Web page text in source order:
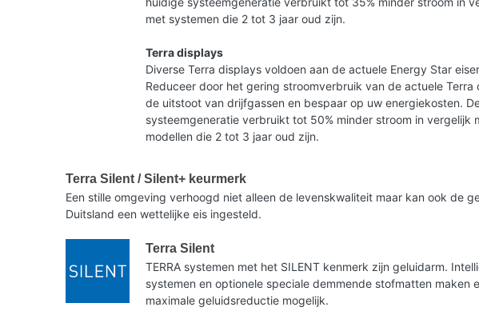
met systemen die 2 tot 3 jaar oud zijn.
Terra displays
Diverse Terra displays voldoen aan de actuele Energy Star
Reduceer door het gering stroomverbruik van de actuele Terra
de uitstoot van drijfgassen en bespaar op uw energiekosten.
systeemgeneratie verbruikt tot 50% minder stroom in vergelijk
modellen die 2 tot 3 jaar oud zijn.
Terra Silent / Silent+ keurmerk
Een stille omgeving verhoogd niet alleen de levenskwaliteit maar kan ook de
Duitsland een wettelijke eis ingesteld.
Terra Silent
TERRA systemen met het SILENT kenmerk zijn geluidarm.
systemen en optionele speciale demmende stofmatten maken
maximale geluidsreductie mogelijk.